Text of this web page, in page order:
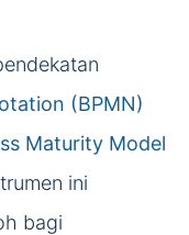
(BPMN)
Maturity Model
ini
bagi